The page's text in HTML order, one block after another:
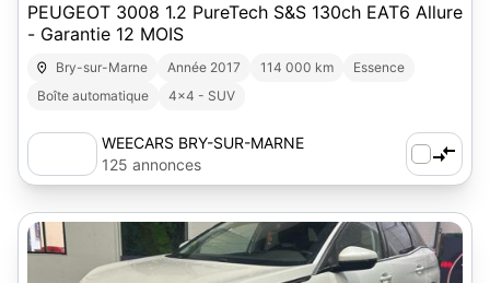
PEUGEOT 3008 1.2 PureTech S&S 130ch EAT6 Allure
- Garantie 12 MOIS
Bry-sur-Marne Année 2017 114 000 km
Essence
Boîte automatique
4x4 - SUV
WEECARS BRY-SUR-MARNE
125 annonces